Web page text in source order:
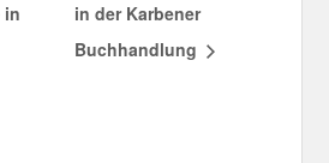
in
in der Karbener
Buchhandlung